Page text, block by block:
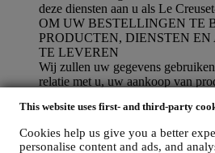
This website uses first- and third-party
Cookies help us give you a better
personalise content and ads, and
deze diensten aan u als Le
OM UW BESTELLINGEN TE
PRODUCTEN, DIENSTEN
TE LEVEREN
Wij zullen uw gegevens
relatie met u, uw aankoop van
of uw deelname aan onze
administratieve doeleinden die